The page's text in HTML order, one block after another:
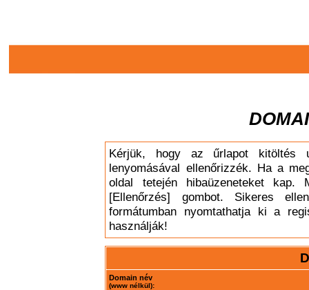
Kérjük, hogy az űrlapot kitöltés
lenyomásával ellenőrizzék. Ha a
oldal tetején hibaüzeneteket
[Ellenőrzés] gombot. Sikeres
formátumban nyomtathatja ki a
használják!
Domain név
(www nélkül):